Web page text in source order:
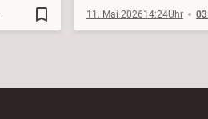
bookmark_border 11. Mai 202614:24